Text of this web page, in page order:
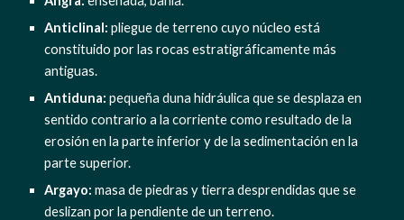
Anticlinal: pliegue de terreno cuyo núcleo está
constituido por las rocas estratigráficamente más
antiguas.
Antiduna: pequeña duna hidráulica que se desplaza en
sentido contrario a la corriente como resultado de la
erosión en la parte inferior y de la sedimentación en la
parte superior.
Argayo: masa de piedras y tierra desprendidas que se
deslizan por la pendiente de un terreno.